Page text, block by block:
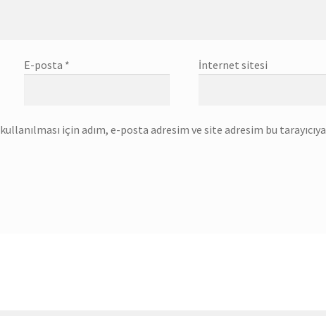
E-posta * İnternet sitesi
için adım, e-posta adresim ve site adresim bu tarayıcıya